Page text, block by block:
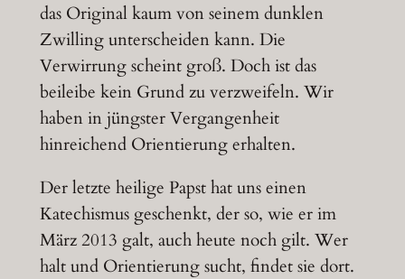
das Original kaum von seinem dunklen
Zwilling unterscheiden kann. Die
Verwirrung scheint groß. Doch ist das
beileibe kein Grund zu verzweifeln. Wir
haben in jüngster Vergangenheit
hinreichend Orientierung erhalten.
Der letzte heilige Papst hat uns einen
Katechismus geschenkt, der so, wie er im
März 2013 galt, auch heute noch gilt. Wer
halt und Orientierung sucht, findet sie dort.